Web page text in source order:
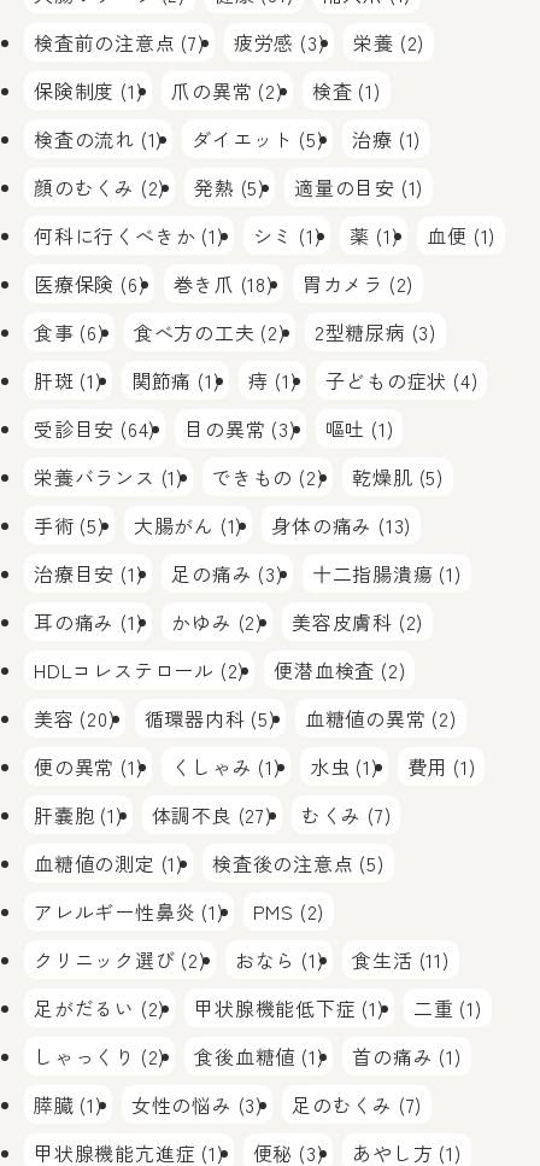
検査前の注意点 (7)
疲労感 (3)
栄養 (2)
保険制度 (1)
爪の異常 (2)
検査 (1)
検査の流れ (1)
ダイエット (5)
治療 (1)
顔のむくみ (2)
発熱 (5)
適量の目安 (1)
何科に行くべきか (1)
シミ (1) 薬 (1)
血便 (1)
医療保険 (6)
巻き爪 (18)
胃カメラ (2)
食事 (6)
食べ方の工夫 (2)
2型糖尿病 (3)
肝斑 (1)
関節痛 (1) 痔 (1)
子どもの症状 (4)
受診目安 (64)
目の異常 (3)
嘔吐 (1)
栄養バランス (1)
できもの (2)
乾燥肌 (5)
手術 (5)
大腸がん (1)
身体の痛み (13)
治療目安 (1)
足の痛み (3)
十二指腸潰瘍 (1)
耳の痛み (1)
かゆみ (2)
美容皮膚科 (2)
HDLコレステロール (2)
便潜血検査 (2)
美容 (20)
循環器内科 (5)
血糖値の異常 (2)
便の異常 (1)
くしゃみ (1) 水虫 (1)
費用 (1)
肝嚢胞 (1)
体調不良 (27)
むくみ (7)
血糖値の測定 (1)
検査後の注意点 (5)
アレルギー性鼻炎 (1)
PMS (2)
クリニック選び (2)
おなら (1)
食生活 (11)
足がだるい (2)
甲状腺機能低下症 (1)
二重 (1)
しゃっくり (2)
食後血糖値 (1)
首の痛み (1)
膵臓 (1)
女性の悩み (3)
足のむくみ (7)
甲状腺機能亢進症 (1)
便秘 (3)
あやし方 (1)